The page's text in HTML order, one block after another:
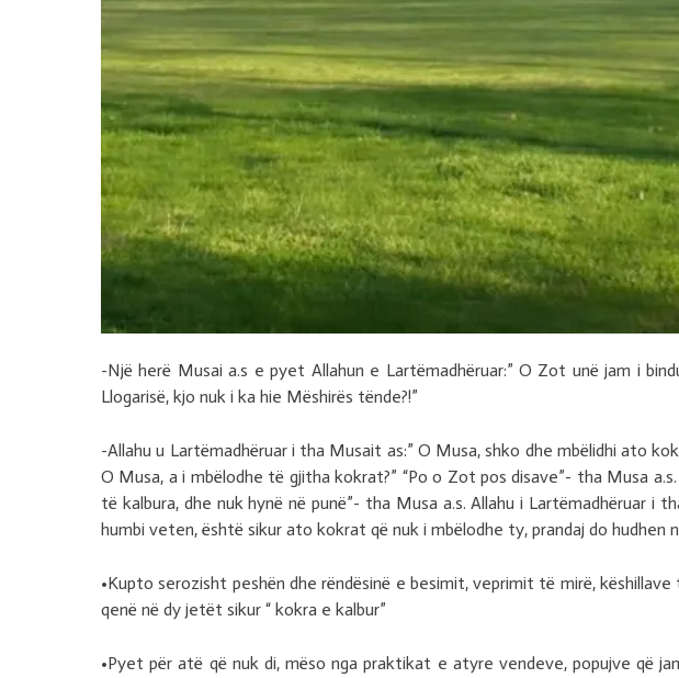
-Një herë Musai a.s e pyet Allahun e Lartëmadhëruar:” O Zot unë jam i
Llogarisë, kjo nuk i ka hie Mëshirës tënde?!”
-Allahu u Lartëmadhëruar i tha Musait as:” O Musa, shko dhe mbëlidhi ato
O Musa, a i mbëlodhe të gjitha kokrat?” “Po o Zot pos disave”- tha Musa
të kalbura, dhe nuk hynë në punë”- tha Musa a.s. Allahu i Lartëmadhëruar
humbi veten, është sikur ato kokrat që nuk i mbëlodhe ty, prandaj do hudhen
•Kupto serozisht peshën dhe rëndësinë e besimit, veprimit të mirë,
qenë në dy jetët sikur “ kokra e kalbur”
•Pyet për atë që nuk di, mëso nga praktikat e atyre vendeve, popujve që